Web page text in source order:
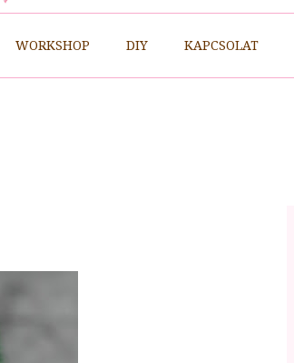
WORKSHOP DIY KAPCSOLAT